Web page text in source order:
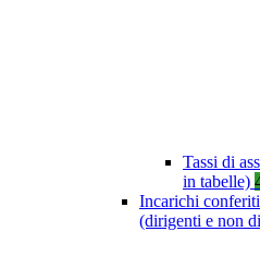
Tassi di
in tabelle)
Incarichi
(dirigenti e non